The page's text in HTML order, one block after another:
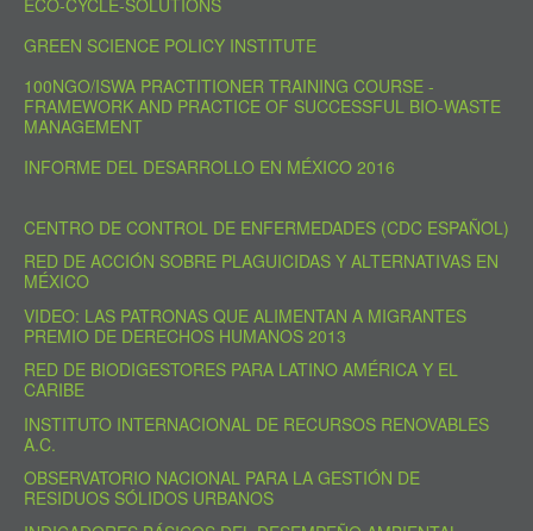
GREEN SCIENCE POLICY INSTITUTE
100NGO/ISWA PRACTITIONER TRAINING COURSE -
FRAMEWORK AND PRACTICE OF SUCCESSFUL BIO-WASTE
MANAGEMENT
INFORME DEL DESARROLLO EN MÉXICO 2016
CENTRO DE CONTROL DE ENFERMEDADES (CDC ESPAÑOL)
RED DE ACCIÓN SOBRE PLAGUICIDAS Y ALTERNATIVAS EN
MÉXICO
VIDEO: LAS PATRONAS QUE ALIMENTAN A MIGRANTES
PREMIO DE DERECHOS HUMANOS 2013
RED DE BIODIGESTORES PARA LATINO AMÉRICA Y EL
CARIBE
INSTITUTO INTERNACIONAL DE RECURSOS RENOVABLES
A.C.
OBSERVATORIO NACIONAL PARA LA GESTIÓN DE
RESIDUOS SÓLIDOS URBANOS